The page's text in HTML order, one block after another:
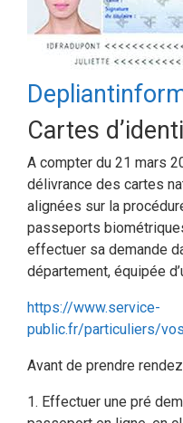
Cartes
A compter du 21 mars
délivrance des cartes
alignées sur la
passeports
effectuer sa demande
département, équipée
https://www.service-
public.fr/particuliers/
Avant de prendre
1. Effectuer une pré